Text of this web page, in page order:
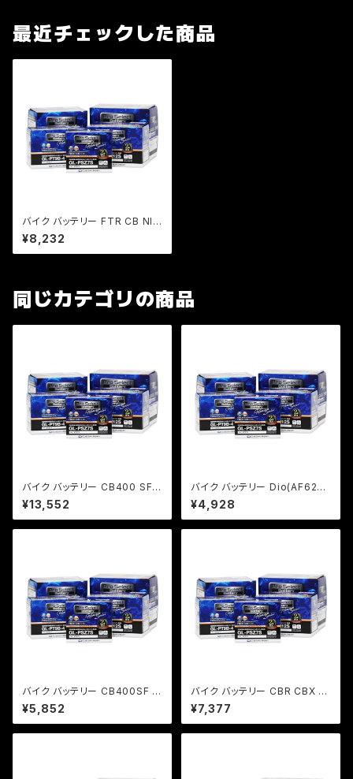
最近チェックした商品
バイク バッテリー FTR CB NIN
JA ニンジャ エストレア スカブ /
Pro Select Battery GL-PTX
9-BS (YTX9-BS 互換)(ジェル
¥8,232
同じカテゴリの商品
バイク バッテリー CB400 SF
CBR T-MAX YZF-R6 R1 ZX-
10R/Pro GL-PSZ10S (YTZ1
0S 互換)(ジェルタイプ 液入充
¥13,552
バイク バッテリー Dio(AF62、A
F68) Today (AF61)カブ50 /
GL-PTX4L-BS (YTX4L-BS、
FTH4L-BS 互換)(ジェルタイプ
¥4,928
バイク バッテリー CB400SF シ
グナス スカブ ルネッサ /Pro Se
lect Battery GL-PTX7A-BS
(YTX7A-BS 互換)(ジェルタイ
¥5,852
バイク バッテリー CBR CBX マ
グナ250 ZZR /Pro Select Ba
ttery GL-PTX7L-BS (YTX7L
-BS 互換) (ジェルタイプ 液入
¥7,377